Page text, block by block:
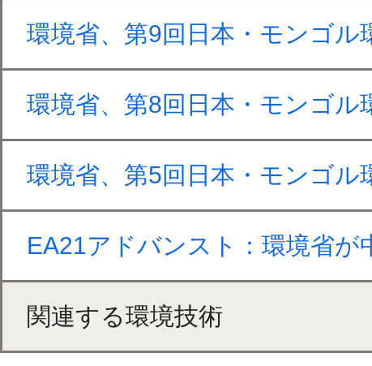
環境省、第9回日本・モンゴル
環境省、第8回日本・モンゴル
環境省、第5回日本・モンゴル
EA21アドバンスト：環境省が
関連する環境技術